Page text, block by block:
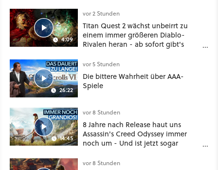
4:09
vor 2 Stunden
Titan Quest 2 wächst unbeirrt zu
einem immer größeren Diablo-
Rivalen heran - ab sofort gibt's
Klasse
26:22
vor 5 Stunden
Die bittere Wahrheit über AAA-
Spiele
14:45
vor 8 Stunden
8 Jahre nach Release haut uns
Assassin's Creed Odyssey immer
noch um - Und ist jetzt sogar
vor 8 Stunden